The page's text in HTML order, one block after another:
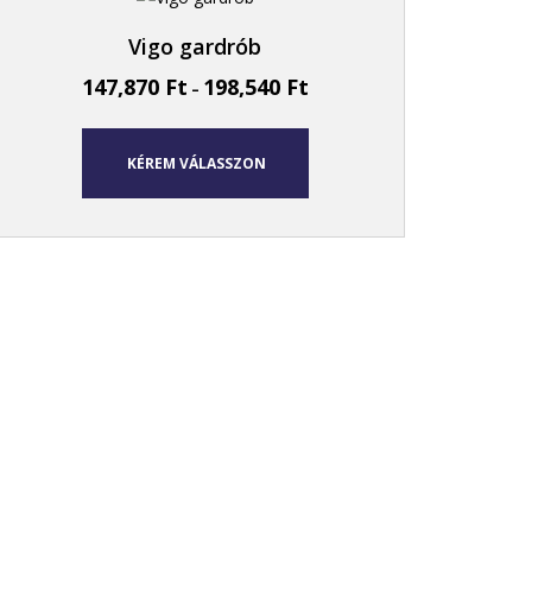
Vigo gardrób
147,870 Ft – 198,540 Ft
KÉREM VÁLASSZON